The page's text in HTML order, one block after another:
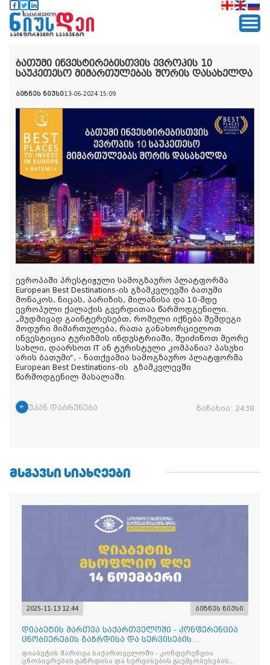
ბათუმი ინვესტირებისთვის ევროპის 10
საუკეთესო მიმართულებას შორის დასახელდა
ბიზნეს ნიუსი13-06-2024 15:09
ევროპაში პრესტიჟული სამოგზაურო პლატფორმა
European Best Destinations-ის გზამკვლევში ბათუმი
მონაკოს, ნიცას, პარიზის, მილანისა და 10-მდე
ევროპული ქალაქის გვერდითაა წარმოდგენილი.
„მუდმივად გაინტერესებთ, რომელი იქნება შემდეგი
მოდური მიმართულება, რათა განახორციელოთ
ინვესტიცია ტურიზმის ინდუსტრიაში, შეიძინოთ მეორე
სახლი, დაარსოთ IT ან ტურისტული კომპანია? პასუხი
არის ბათუმი“, - ნათქვამია სამოგზაურო პლატფორმა
European Best Destinations-ის გზამკვლევში
წარმოდგენილ მასალაში.
უკან დაბრუნება ნანახია: 2438
ᲛᲡᲒᲐᲕᲡᲘ ᲡᲘᲐᲮᲚᲔᲔᲑᲘ
2025-11-13 12:44 ბიზნეს ნიუსი
დიაბეტის მართვა საქართველოში - კონფერენცია
ცნობიერების გაზრდისა და სერვისების
გაუმჯობესების მიზნით
დიაბეტის მართვა საქართველოში - კონფერენცია
ცნობიერების გაზრდისა და სერვისების გაუმჯობესების